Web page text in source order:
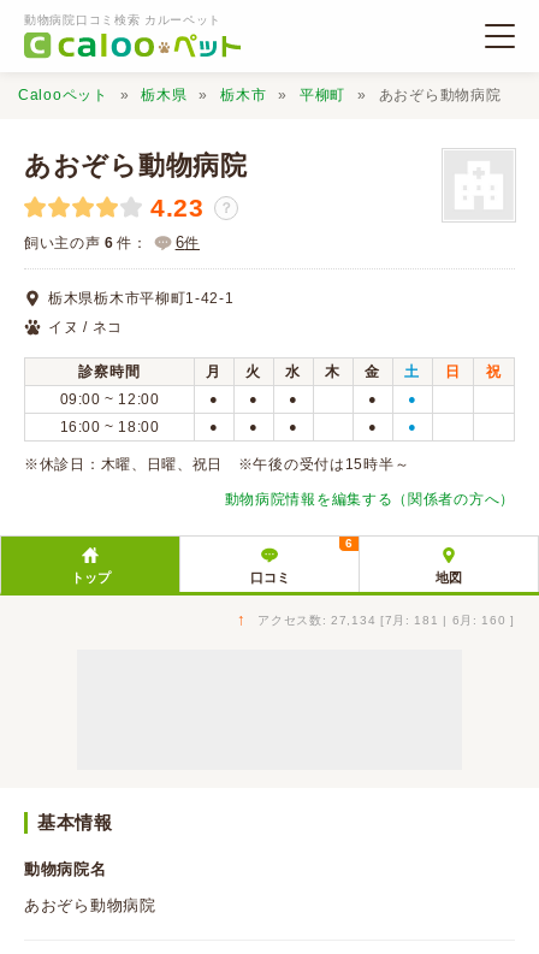
動物病院口コミ検索 カルーペット
動物病院検索
口コミ検索
Calooペットとは？
口コミ投稿
Calooペット 栃木県 栃木市 平柳町 あおぞら動物病院
あおぞら動物病院
4.23 ？
飼い主の声 6 件： 6件
栃木県栃木市平柳町1-42-1
イヌ / ネコ
診察時間 月 火 水 木 金 土 日
祝
09:00 ~ 12:00
● ● ● ● ●
16:00 ~ 18:00 ● ● ● ● ●
※休診日：木曜、日曜、祝日 ※午後の受付は15時半～
動物病院情報を編集する（関係者の方へ）
トップ 口コミ
6
地図
↑ アクセス数: 27,134 [7月: 181 | 6月: 160 ]
基本情報
動物病院名
あおぞら動物病院